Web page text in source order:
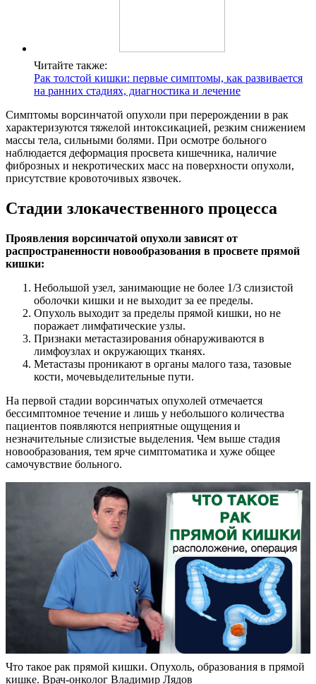
Читайте также:
Рак толстой кишки: первые симптомы, как развивается
на ранних стадиях, диагностика и лечение
Симптомы ворсинчатой опухоли при перерождении в рак
характеризуются тяжелой интоксикацией, резким снижением
массы тела, сильными болями. При осмотре больного
наблюдается деформация просвета кишечника, наличие
фиброзных и некротических масс на поверхности опухоли,
присутствие кровоточивых язвочек.
Стадии злокачественного процесса
Проявления ворсинчатой опухоли зависят от
распространенности новообразования в просвете прямой
кишки:
Небольшой узел, занимающие не более 1/3 слизистой
оболочки кишки и не выходит за ее пределы.
Опухоль выходит за пределы прямой кишки, но не
поражает лимфатические узлы.
Признаки метастазирования обнаруживаются в
лимфоузлах и окружающих тканях.
Метастазы проникают в органы малого таза, тазовые
кости, мочевыделительные пути.
На первой стадии ворсинчатых опухолей отмечается
бессимптомное течение и лишь у небольшого количества
пациентов появляются неприятные ощущения и
незначительные слизистые выделения. Чем выше стадия
новообразования, тем ярче симптоматика и хуже общее
самочувствие больного.
Что такое рак прямой кишки. Опухоль, образования в прямой
кишке. Врач-онколог Владимир Лядов